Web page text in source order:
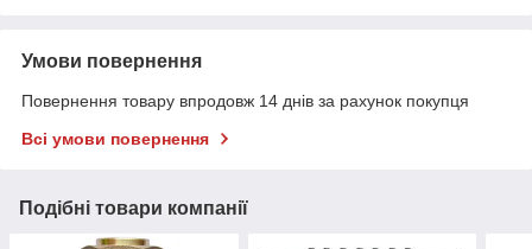
Умови повернення
Повернення товару впродовж 14 днів за рахунок покупця
Всі умови повернення
Подібні товари компанії